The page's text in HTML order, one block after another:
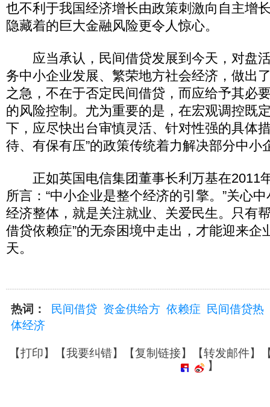
也不利于我国经济增长由政策刺激向自主增
隐藏着的巨大金融风险更令人惊心。
应当承认，民间借贷发展到今天，对盘
务中小企业发展、繁荣地方社会经济，做出
之急，不在于否定民间借贷，而应给予其必
的风险控制。尤为重要的是，在宏观调控既
下，应尽快出台审慎灵活、针对性强的具体
待、有保有压”的政策传统着力解决部分中小
正如英国电信集团董事长利万基在2011
所言：“中小企业是整个经济的引擎。”关心
经济整体，就是关注就业、关爱民生。只有
借贷依赖症”的无奈困境中走出，才能迎来企
天。
热词： 民间借贷 资金供给方 依赖症
民间借贷热
体经济
【打印】【我要纠错】【复制链接】【转发邮件】
】